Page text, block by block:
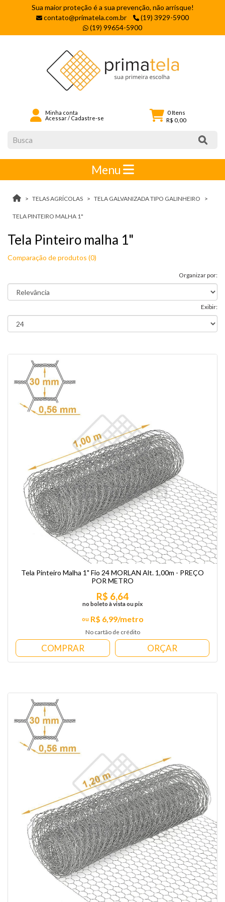
Sua maior proteção é a sua prevenção, não arrisque!
contato@primatela.com.br
(19) 3929-5900
(19) 99654-5900
Minha conta
Acessar/ Cadastre-se
0Itens
R$ 0,00
Menu
TELAS AGRÍCOLAS TELA GALVANIZADA TIPO GALINHEIRO
TELA PINTEIRO MALHA 1"
Tela Pinteiro malha 1"
Comparação de produtos (0)
Organizar por:
Exibir:
Tela Pinteiro Malha 1" Fio 24 MORLAN Alt. 1,00m - PREÇO
POR METRO
R$ 6,99/metro
No cartão de crédito
R$ 6,64
no boleto à vista ou pix
ORÇAR
COMPRAR